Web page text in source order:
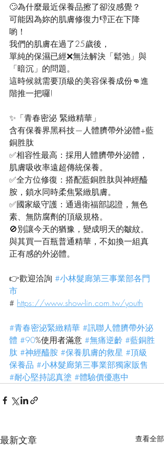
🙄為什麼最近保養品擦了卻沒感覺？
可能因為妳的肌膚修復力👎正在下降
喲！
我們的肌膚在過了25歲後，
單純的保濕已經❌無法解決「鬆弛」與
「暗沉」的問題。
這時候就需要頂級的美容保養成份👊進
階推一把囉!
✨「青春密泌 緊緻精華」
含有保養界黑科技—人體臍帶外泌體+藍
銅胜肽
✅相容性最高：採用人體臍帶外泌體，
肌膚吸收率遠超傳統保養。
✅全方位修復：搭配藍銅胜肽與神經醯
胺，鎖水同時柔焦緊緻肌膚。
✅國家級守護：通過衛福部認證，無色
素、無防腐劑的頂級規格。
🚫別讓今天的猶豫，變成明天的皺紋。
與其買一百瓶普通精華，不如換一組真
正有感的外泌體。
👉歡迎洽詢 #小林髮廊第三事業部各門
市
# https://www.show-lin.com.tw/youth
#青春密泌緊緻精華 #訊聯人體臍帶外泌
體 #90%使用者滿意 #無痛逆齡 #藍銅胜
肽 #神經醯胺 #保養肌膚的救星 #頂級
保養品 #小林髮廊第三事業部獨家販售
#耐心堅持認真塗 #體驗價優惠中
最新文章 查看全部